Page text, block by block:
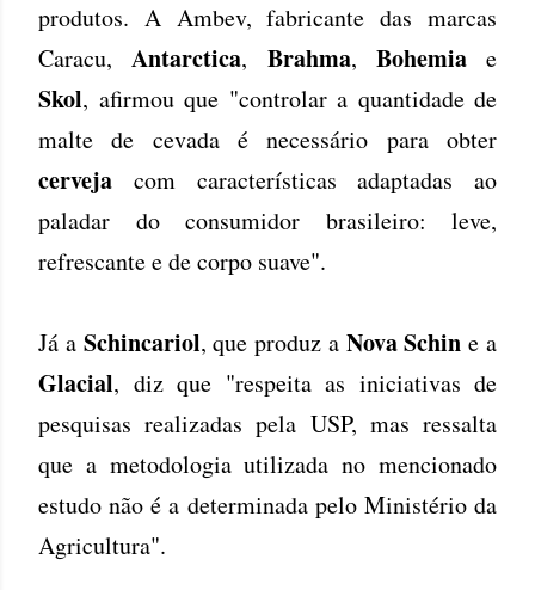
produtos. A Ambev, fabricante das marcas
Caracu,Antarctica, Brahma, Bohemia e
Skol, afirmou que "controlar a quantidade de
malte de cevada é necessário para obter
cerveja com características adaptadas ao
paladar do consumidor brasileiro: leve,
refrescante e de corpo suave".
Já a Schincariol, que produz a Nova Schin e a
Glacial, diz que "respeita as iniciativas de
pesquisas realizadas pela USP, mas ressalta
que a metodologia utilizada no mencionado
estudo não é a determinada pelo Ministério da
Agricultura".